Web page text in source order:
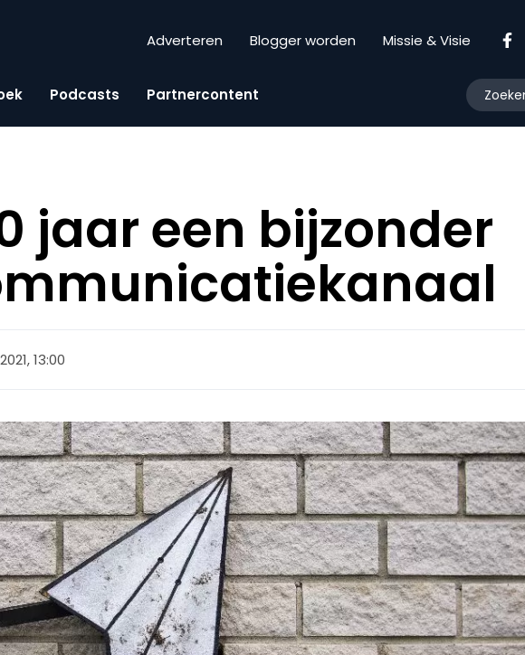
Adverteren Blogger worden Missie & Visie
Podcasts Partnercontent
jaar een bijzonder
13:00